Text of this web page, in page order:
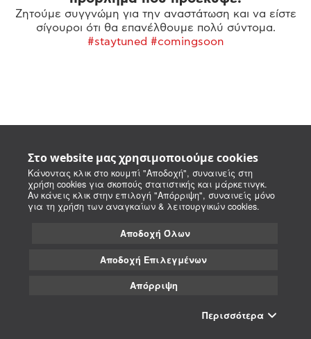
Στο website μας χρησιμοποιούμε cookies
Κάνοντας κλικ στο κουμπί "Αποδοχή", συναινείς στη
χρήση cookies για σκοπούς στατιστικής και μάρκετινγκ.
Αν κάνεις κλικ στην επιλογή "Απόρριψη", συναινείς μόνο
για τη χρήση των αναγκαίων & λειτουργικών cookies.
Αποδοχή Όλων
Αποδοχή Επιλεγμένων
Απόρριψη
Περισσότερα
Ζητούμε συγγνώμη για την αναστάτωση και να είστε
σίγουροι ότι θα επανέλθουμε πολύ σύντομα.
#staytuned #comingsoon